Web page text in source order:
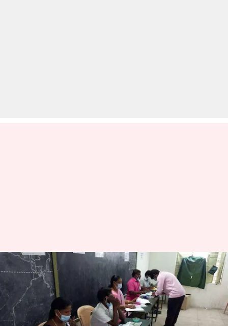
ஈரோடு கிழக்கு
தொகுதிக்கு
இடைத்தேர்தல் தேதி
அறிவிப்பு